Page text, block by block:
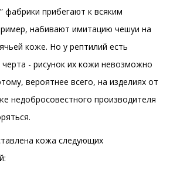
фабрики прибегают к всяким
набивают имитацию чешуи на
коже. Но у рептилий есть
- рисунок их кожи невозможно
вероятнее всего, на изделиях от
недобросовестного производителя
кожа следующих